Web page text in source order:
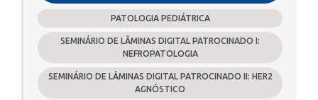
PATOLOGIA PEDIÁTRICA
SEMINÁRIO DE LÂMINAS DIGITAL PATROCINADO I:
NEFROPATOLOGIA
SEMINÁRIO DE LÂMINAS DIGITAL PATROCINADO II: HER2
AGNÓSTICO